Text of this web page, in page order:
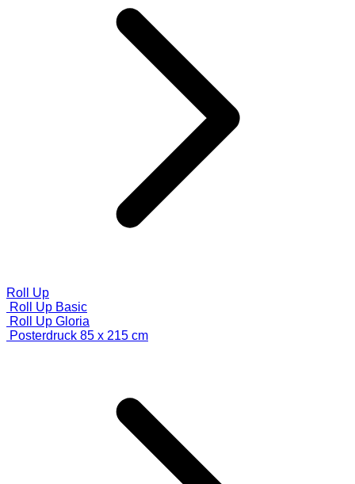
Roll Up
Roll Up Basic
Roll Up Gloria
Posterdruck 85 x 215 cm